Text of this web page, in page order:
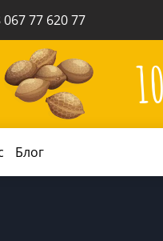
067 77 620 77
Блог